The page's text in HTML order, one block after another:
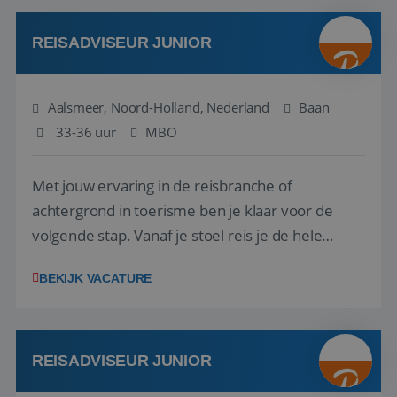
werken: of het nu gaat om vragen ...
REISADVISEUR JUNIOR
Aalsmeer, Noord-Holland, Nederland
Baan
33-36 uur
MBO
Met jouw ervaring in de reisbranche of
achtergrond in toerisme ben je klaar voor de
volgende stap. Vanaf je stoel reis je de hele
wensen van je team, je klant en wat er in de
klanten te overtuigen om die droomreis te
boeken! ...
BEKIJK VACATURE
REISADVISEUR JUNIOR